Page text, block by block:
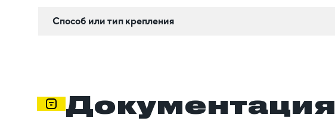
Способ или тип крепления
Документация